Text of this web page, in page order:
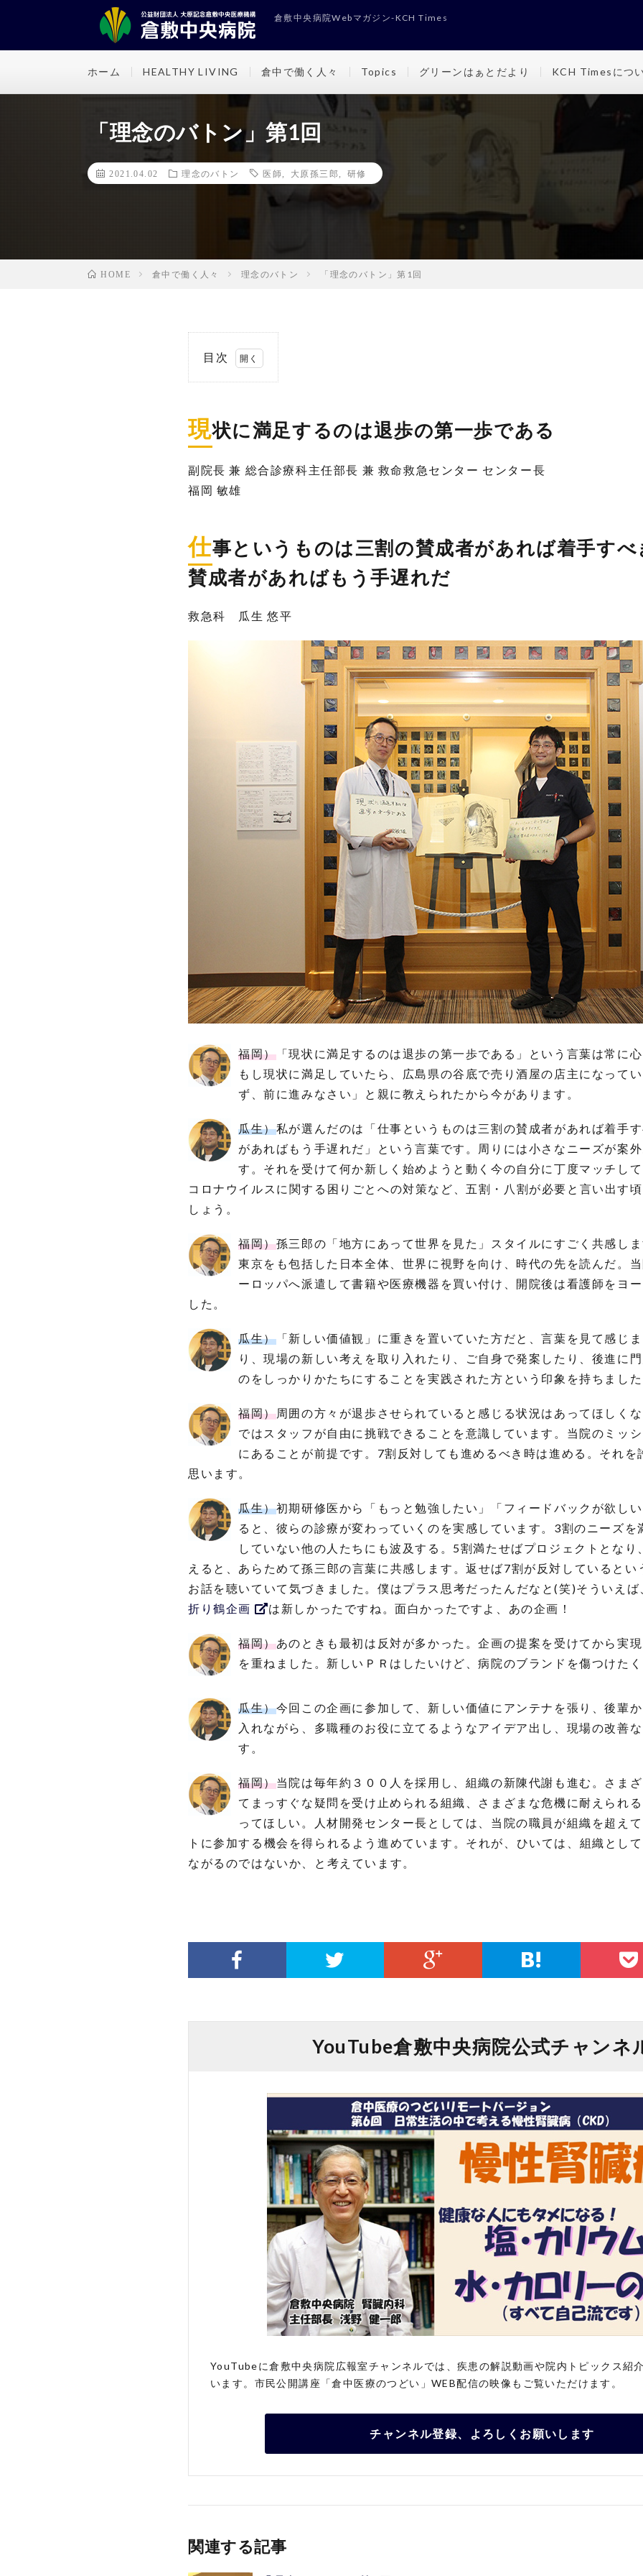
倉敷中央病院Webマガジン-KCH Times
ホーム HEALTHY LIVING 倉中で働く人々 Topics グリーンはぁとだより KCH Timesにつ
「理念のバトン」第1回
2021.04.02 理念のバトン 医師 大原孫三郎 研修
HOME 倉中で働く人々 理念のバトン 「理念のバトン」第1回
目次
1.
に
満
す
る
歩
の
第
歩
で
れだ
現状に満足するのは退歩の第一歩である
副院長 兼 総合診療科主任部長 兼 救命救急センター センター長
福岡 敏雄
仕事というものは三割の賛成者があれば着手す
賛成者があればもう手遅れだ
救急科 瓜生 悠平
福岡）「現状に満足するのは退歩の第一歩である」という言葉は常に
もし現状に満足していたら、広島県の谷底で売り酒屋の店主になって
ず、前に進みなさい」と親に教えられたから今があります。
瓜生）私が選んだのは「仕事というものは三割の賛成者があれば着手
があればもう手遅れだ」という言葉です。周りには小さなニーズが案
す。それを受けて何か新しく始めようと動く今の自分に丁度マッチし
コロナウイルスに関する困りごとへの対策など、五割・八割が必要と言い出す
しょう。
福岡）孫三郎の「地方にあって世界を見た」スタイルにすごく共感し
東京をも包括した日本全体、世界に視野を向け、時代の先を読んだ。
ーロッパへ派遣して書籍や医療機器を買い付け、開院後は看護師をヨ
した。
瓜生）「新しい価値観」に重きを置いていた方だと、言葉を見て感じ
り、現場の新しい考えを取り入れたり、ご自身で発案したり、後進に
のをしっかりかたちにすることを実践された方という印象を持ちまし
福岡）周囲の方々が退歩させられていると感じる状況はあってほしく
ではスタッフが自由に挑戦できることを意識しています。当院のミッ
にあることが前提です。7割反対しても進めるべき時は進める。それを
思います。
瓜生）初期研修医から「もっと勉強したい」「フィードバックが欲し
ると、彼らの診療が変わっていくのを実感しています。3割のニーズ
していない他の人たちにも波及する。5割満たせばプロジェクトとな
えると、あらためて孫三郎の言葉に共感します。返せば7割が反対していると
お話を聴いていて気づきました。僕はプラス思考だったんだなと(笑)そういえば
折り鶴企画
は新しかったですね。面白かったですよ、あの企画！
福岡）あのときも最初は反対が多かった。企画の提案を受けてから実
を重ねました。新しいＰＲはしたいけど、病院のブランドを傷つけた
瓜生）今回この企画に参加して、新しい価値にアンテナを張り、後輩
入れながら、多職種のお役に立てるようなアイデア出し、現場の改善
す。
福岡）当院は毎年約３００人を採用し、組織の新陳代謝も進む。さま
てまっすぐな疑問を受け止められる組織、さまざまな危機に耐えられ
ってほしい。人材開発センター長としては、当院の職員が組織を超え
トに参加する機会を得られるよう進めています。それが、ひいては、組織とし
ながるのではないか、と考えています。
YouTube倉敷中央病院公式チャンネ
YouTubeに倉敷中央病院広報室チャンネルでは、疾患の解説動画や院内トピックス紹
います。市民公開講座「倉中医療のつどい」WEB配信の映像もご覧いただけます。
チャンネル登録、よろしくお願いします
関連する記事